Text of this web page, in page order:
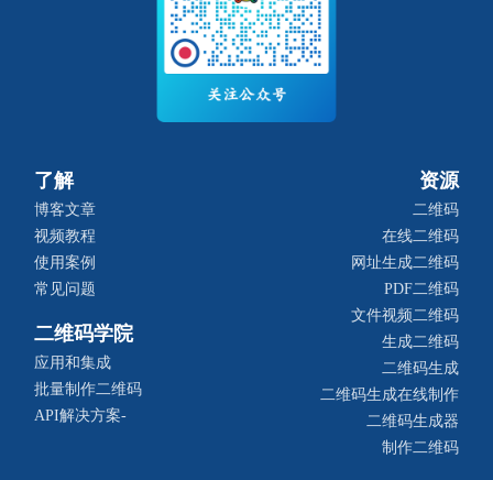
了解
博客文章
视频教程
使用案例
常见问题
二维码学院
应用和集成
批量制作二维码
API解决方案-
资源
二维码
在线二维码
网址生成二维码
PDF二维码
文件视频二维码
生成二维码
二维码生成
二维码生成在线制作
二维码生成器
制作二维码